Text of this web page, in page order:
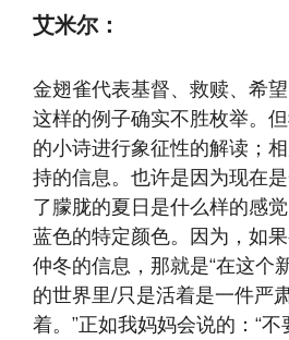
艾米尔：
金翅雀代表基督、救赎、希
这样的例子确实不胜枚举。
的小诗进行象征性的解读；
持的信息。也许是因为现在
了朦胧的夏日是什么样的感
蓝色的特定颜色。因为，如
仲冬的信息，那就是“在这个
的世界里/只是活着是一件严
着。”正如我妈妈会说的：“